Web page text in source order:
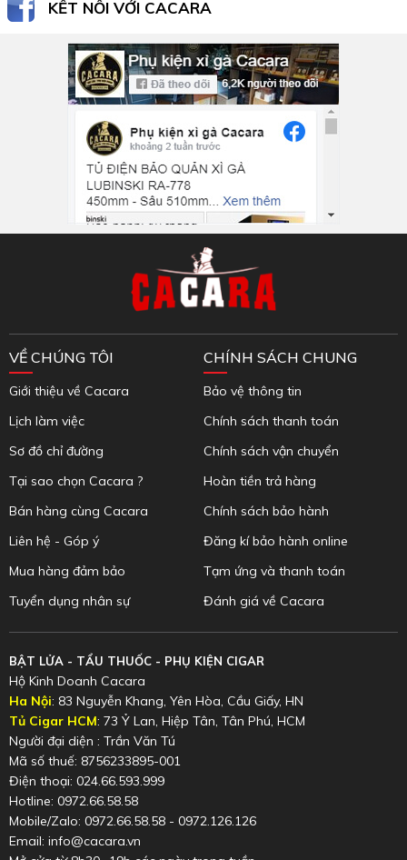
KẾT NỐI VỚI CACARA
VỀ CHÚNG TÔI
Giới thiệu về Cacara
Lịch làm việc
Sơ đồ chỉ đường
Tại sao chọn Cacara ?
Bán hàng cùng Cacara
Liên hệ - Góp ý
Mua hàng đảm bảo
Tuyển dụng nhân sự
CHÍNH SÁCH CHUNG
Bảo vệ thông tin
Chính sách thanh toán
Chính sách vận chuyển
Hoàn tiền trả hàng
Chính sách bảo hành
Đăng kí bảo hành online
Tạm ứng và thanh toán
Đánh giá về Cacara
BẬT LỬA - TẨU THUỐC - PHỤ KIỆN CIGAR
Hộ Kinh Doanh Cacara
Ha Nội: 83 Nguyễn Khang, Yên Hòa, Cầu Giấy, HN
Tủ Cigar HCM: 73 Ỷ Lan, Hiệp Tân, Tân Phú, HCM
Người đại diện : Trần Văn Tú
Mã số thuế: 8756233895-001
Điện thoại: 024.66.593.999
Hotline: 0972.66.58.58
Mobile/Zalo: 0972.66.58.58 - 0972.126.126
Email: info@cacara.vn